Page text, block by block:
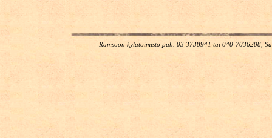
Rämsöön kylätoimisto puh. 03 3738941 tai 040-7036208,